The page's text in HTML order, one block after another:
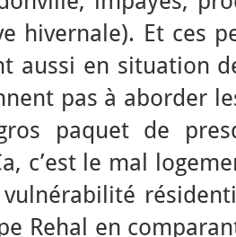
hivernale). Et ces
aussi en situation
pas à aborder
paquet de
c’est le mal
vulnérabilité
Rehal en